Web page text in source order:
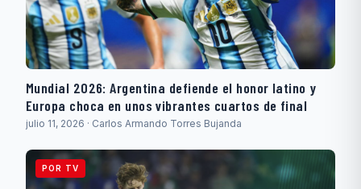
Mundial 2026: Argentina defiende el honor latino y
Europa choca en unos vibrantes cuartos de final
julio 11, 2026 · Carlos Armando Torres Bujanda
POR TV